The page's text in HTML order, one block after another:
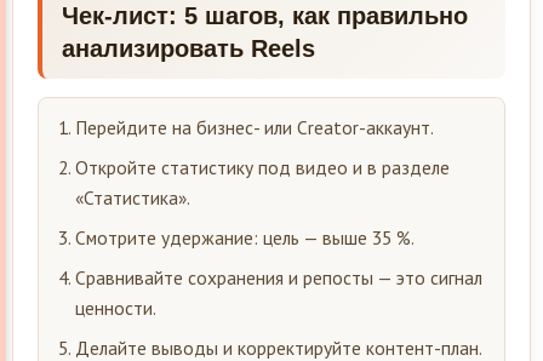
Чек-лист: 5 шагов, как правильно
анализировать Reels
Перейдите на бизнес- или Creator-аккаунт.
Откройте статистику под видео и в разделе
«Статистика».
Смотрите удержание: цель — выше 35 %.
Сравнивайте сохранения и репосты — это сигнал
ценности.
Делайте выводы и корректируйте контент-план.